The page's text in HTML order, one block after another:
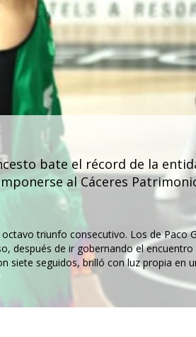
bate el récord de la
al Cáceres
triunfo consecutivo. Los de Paco
después de ir gobernando el encuentro
siete seguidos, brilló con luz propia en